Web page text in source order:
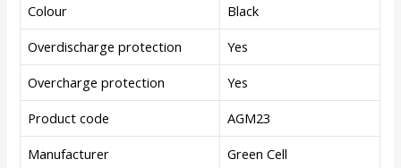
Colour
Black
Overdischarge protection
Yes
Overcharge protection
Yes
Product code
AGM23
Manufacturer
Green Cell